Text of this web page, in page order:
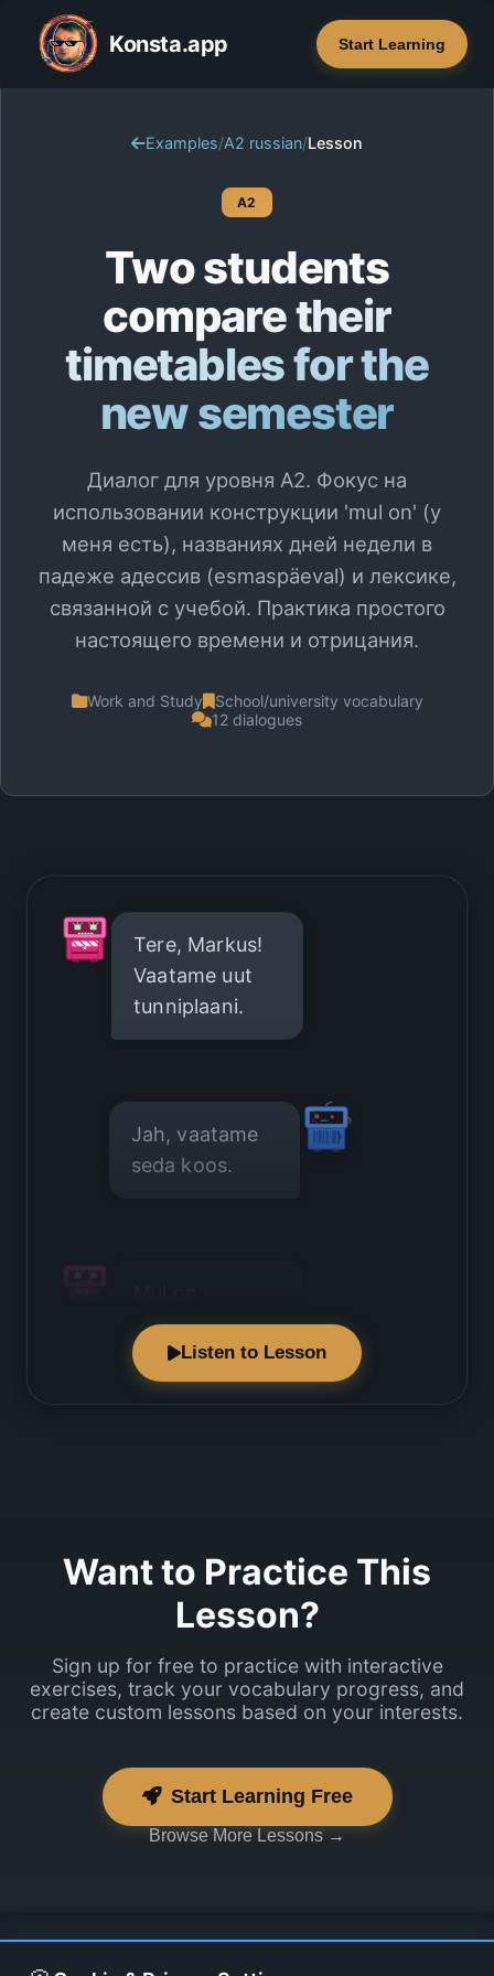
Konsta.app Start Learning
Examples/A2 russian/Lesson
A2
Two students
compare their
timetables for the
new semester
Диалог для уровня А2. Фокус на
использовании конструкции 'mul on' (у
меня есть), названиях дней недели в
падеже адессив (esmaspäeval) и лексике,
связанной с учебой. Практика простого
настоящего времени и отрицания.
Work and Study
School/university vocabulary
12 dialogues
Tere, Markus!
Vaatame uut
tunniplaani.
Jah, vaatame
seda koos.
esmaspäeval
kolm loengut.
Listen to Lesson
Want to Practice This
Lesson?
Sign up for free to practice with interactive
exercises, track your vocabulary progress, and
create custom lessons based on your interests.
Start Learning Free
Browse More Lessons →